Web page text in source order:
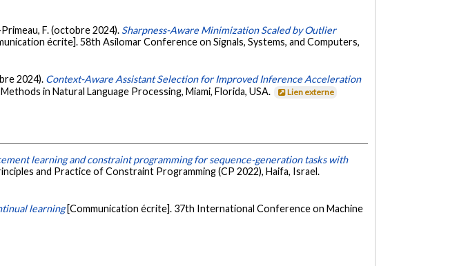
F. (octobre 2024). Sharpness-Aware Minimization Scaled by Outlier
écrite]. 58th Asilomar Conference on Signals, Systems, and Computers,
2024). Context-Aware Assistant Selection for Improved Inference Acceleration
in Natural Language Processing, Miami, Florida, USA. Lien externe
learning and constraint programming for sequence-generation tasks with
and Practice of Constraint Programming (CP 2022), Haifa, Israel.
learning [Communication écrite]. 37th International Conference on Machine